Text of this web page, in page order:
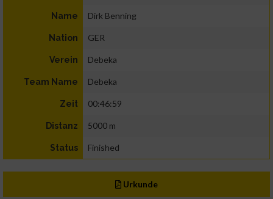
Name Dirk Benning
Nation GER
Verein Debeka
Team Name Debeka
Zeit 00:46:59
Distanz 5000 m
Status Finished
Urkunde